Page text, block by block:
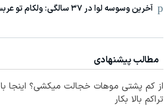
آخرین وسوسه لوا در ۳۷ سالگی: ولکام تو عربستان
مطالب پیشنهادی
از کم پشتی موهات خجالت میکشی؟ اینجا با
تراکم بالا بکار